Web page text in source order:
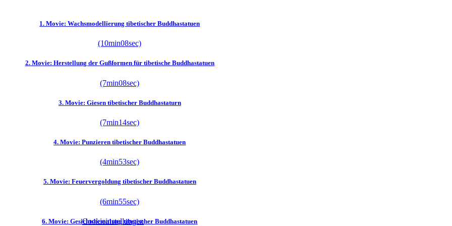
1. Movie: Wachsmodellierung tibetischer Buddhastatuen
(10min08sec)
2. Movie: Herstellung der Gußformen für tibetische Buddhastatuen
(7min08sec)
3. Movie: Giesen tibetischer Buddhastaturn
(7min14sec)
4. Movie: Punzieren tibetischer Buddhastatuen
(4min53sec)
5. Movie: Feuervergoldung tibetischer Buddhastatuen
(6min55sec)
6. Movie: Gesichtsbemalung tibetischer Buddhastatuen
Cookieinstellungen